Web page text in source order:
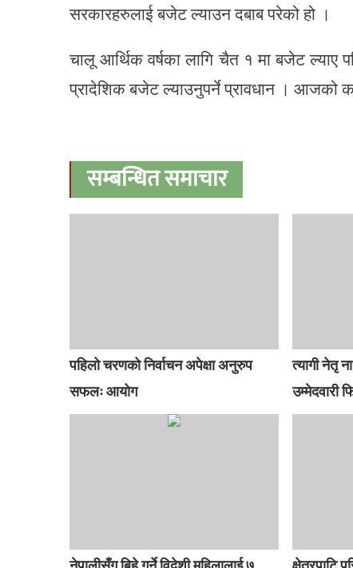
सरकारहरुलाई बजेट ल्याउन दबाब परेको हो ।
चालू आर्थिक वर्षका लागि चैत १ मा बजेट ल्याए
प्रादेशिक बजेट ल्याउनुपर्ने प्रावधान । आजको
सम्बन्धित समाचार
पहिलो चरणको निर्वाचन अपेक्षा अनुरुप
सफलः आयोग
त्यागी नेतृ
उम्मेदवारी